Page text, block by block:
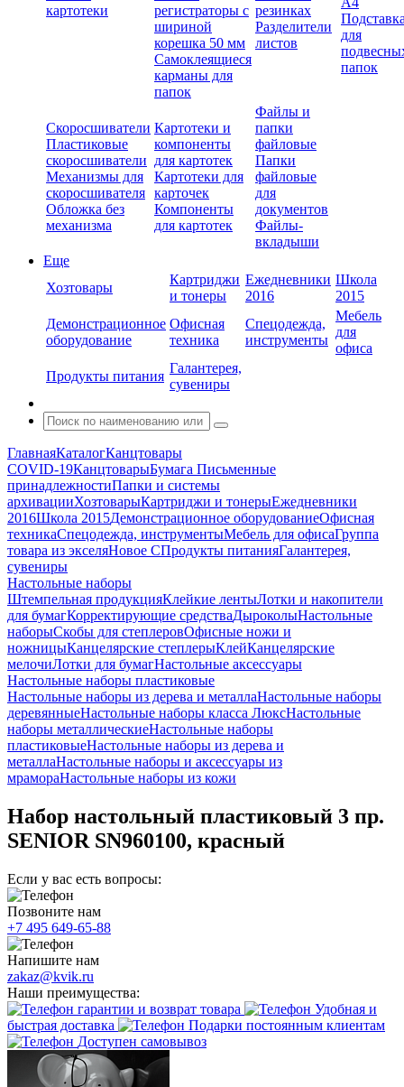
картотеки
регистраторы с
шириной
корешка 50 мм
Самоклеящиеся
карманы для
папок
резинках
Разделители
листов
для
папок
Скоросшиватели
Пластиковые
скоросшиватели
Механизмы для
скоросшивателя
Обложка без
механизма
Картотеки и
компоненты
для картотек
Картотеки для
карточек
Компоненты
для картотек
Файлы и
папки
файловые
Папки
файловые
для
документов
Файлы-
вкладыши
Еще
Хозтовары
Картриджи
и тонеры
Ежедневники
2016
Школа
2015
Демонстрационное
оборудование
Офисная
техника
Спецодежда,
инструменты
Мебель
для
офиса
Продукты питания
Галантерея,
сувениры
ГлавнаяКаталогКанцтовары
COVID-19КанцтоварыБумага Письменные
принадлежностиПапки и системы
архивацииХозтоварыКартриджи и тонерыЕжедневники
2016Школа 2015Демонстрационное оборудованиеОфисная
техникаСпецодежда, инструментыМебель для офисаГруппа
товара из экселяНовое СПродукты питанияГалантерея,
сувениры
Настольные наборы
Штемпельная продукцияКлейкие лентыЛотки и накопители
для бумагКорректирующие средстваДыроколыНастольные
наборыСкобы для степлеровОфисные ножи и
ножницыКанцелярские степлерыКлейКанцелярские
мелочиЛотки для бумагНастольные аксессуары
Настольные наборы пластиковые
Настольные наборы из дерева и металлаНастольные наборы
деревянныеНастольные наборы класса ЛюксНастольные
наборы металлическиеНастольные наборы
пластиковыеНастольные наборы из дерева и
металлаНастольные наборы и аксессуары из
мрамораНастольные наборы из кожи
Набор настольный пластиковый 3 пр.
SENIOR SN960100, красный
Если у вас есть вопросы:
Позвоните нам
+7 495 649-65-88
Напишите нам
zakaz@kvik.ru
Наши преимущества:
гарантии и возврат товара
Удобная и
быстрая доставка
Подарки постоянным клиентам
Доступен самовывоз